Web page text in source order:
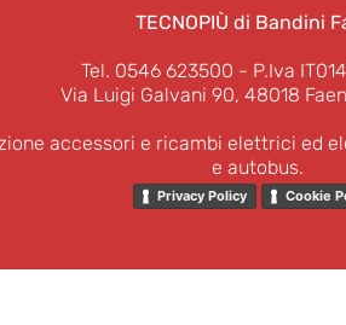
TECNOPIÙ di Bandini
Tel. 0546 623500 - P.Iva
Via Luigi Galvani 90, 48018
accessori e ricambi elettrici ed
e autobus.
Privacy Policy Cookie